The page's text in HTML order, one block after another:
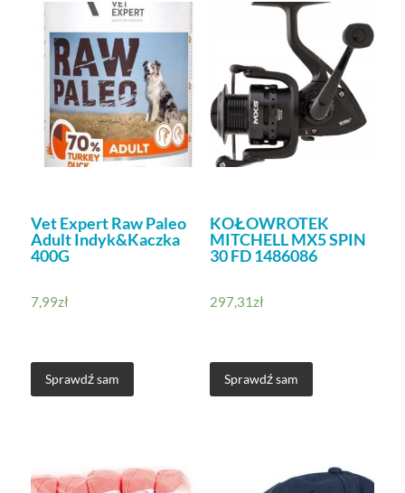
Vet Expert Raw Paleo
Adult Indyk&Kaczka
400G
7,99zł
Sprawdź sam
KOŁOWROTEK
MITCHELL MX5 SPIN
30 FD 1486086
297,31zł
Sprawdź sam